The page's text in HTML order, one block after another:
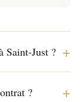
Saint-Just ? +
? +